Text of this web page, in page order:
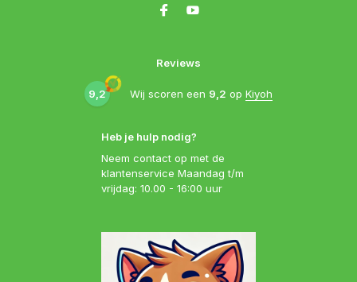
Heb je hulp nodig?
Neem contact op met de
klantenservice Maandag t/m
vrijdag: 10.00 - 16:00 uur
Reviews
9,2 Wij scoren een 9,2 op Kiyoh